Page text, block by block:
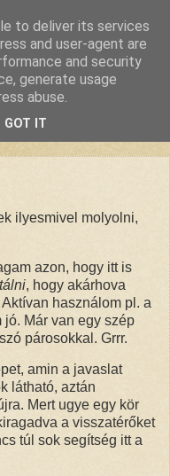
ilyesmivel molyolni,
azon, hogy itt is
, hogy akárhova
használom pl. a
Már van egy szép
párosokkal. Grrr.
amin a javaslat
látható, aztán
Mert ugye egy kör
a visszatérőket
túl sok segítség itt a
to deliver its services
and user-agent are
and security
generate usage
abuse.
GOT IT